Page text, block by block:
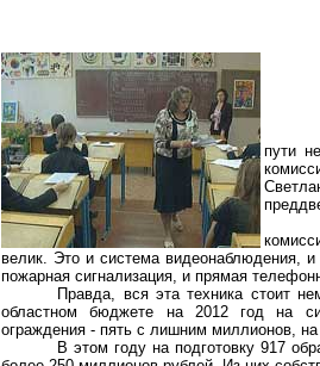
пути
велик. Это и система видеонаблюдения,
пожарная сигнализация, и прямая
Правда, вся эта техника стоит
областном бюджете на 2012 год на
ограждения - пять с лишним миллионов,
В этом году на подготовку 917